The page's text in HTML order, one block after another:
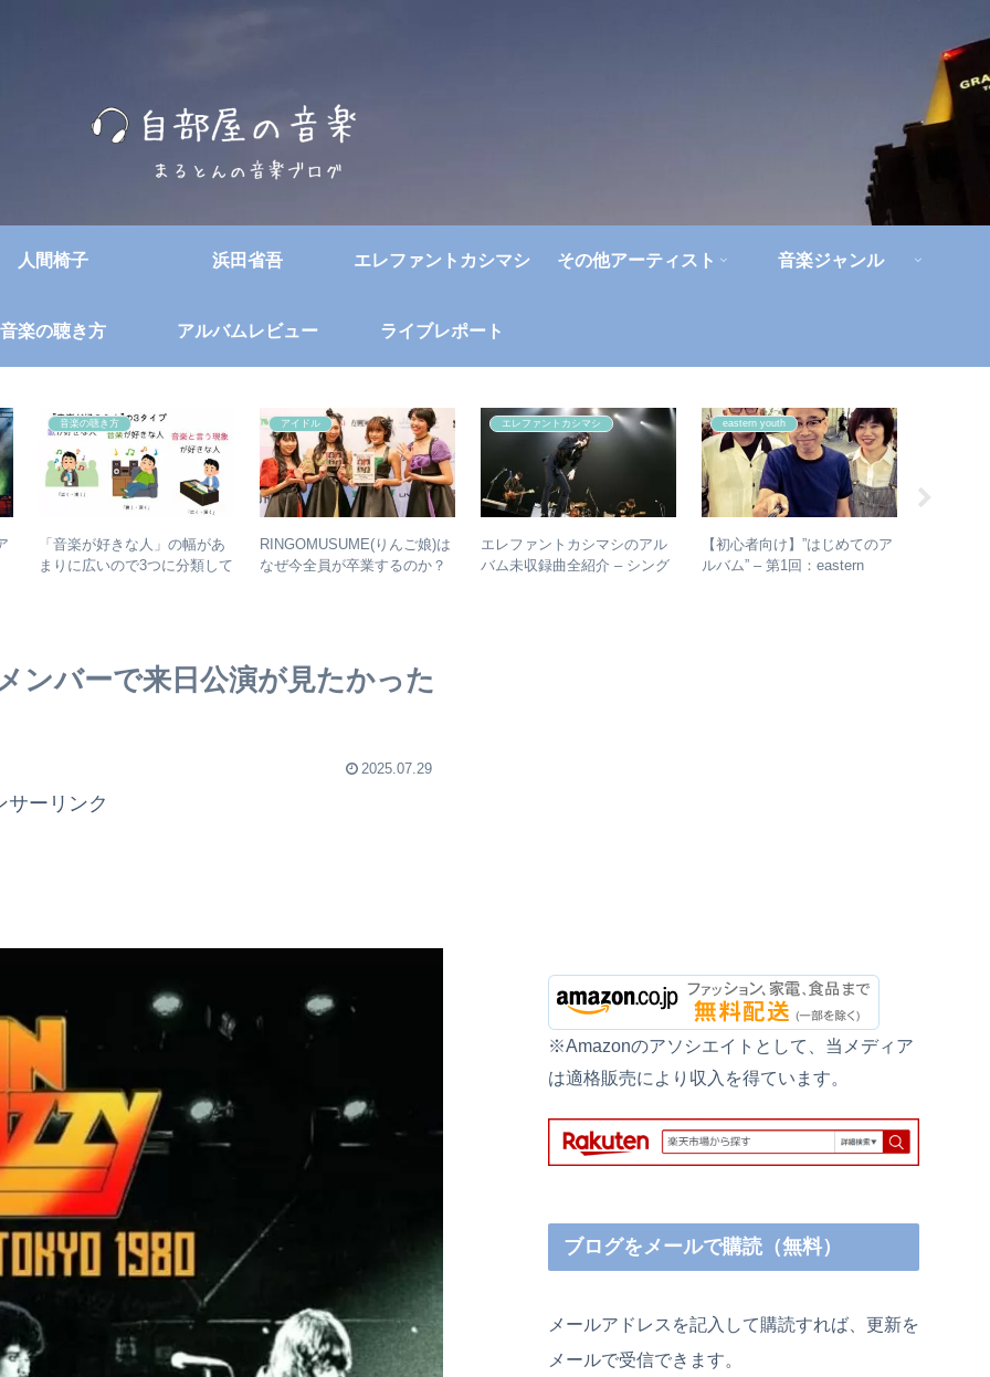
人間椅子 浜田省吾 エレファントカシマシ その他アーティスト 音楽ジャンル
音楽の聴き方 アルバムレビュー ライブレポート
音楽の聴き方
「音楽が好きな人」の幅があ
まりに広いので3つに分類して
アイドル
RINGOMUSUME(りんご娘)は
なぜ今全員が卒業するのか？
エレファントカシマシ
エレファントカシマシのアル
バム未収録曲全紹介 – シング
eastern youth
【初心者向け】”はじめてのア
ルバム” – 第1回：eastern
ンバーで来日公演が見たかった
2025.07.29
サーリンク
※Amazonのアソシエイトとして、当メディア
は適格販売により収入を得ています。
ブログをメールで購読（無料）
メールアドレスを記入して購読すれば、更新を
メールで受信できます。